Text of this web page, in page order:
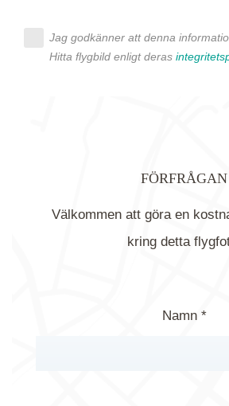
Jag godkänner att denna
Hitta flygbild enligt deras
FÖRFRÅGAN
Välkommen att göra en
kring detta
Namn *